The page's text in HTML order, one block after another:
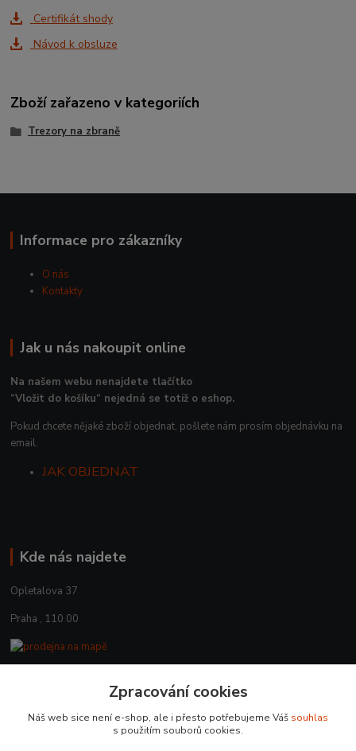
Certifikát shody
Návod k obsluze
Zboží zařazeno v kategoriích
Trezory na zbraně
Informace pro zákazníky
O nás
Kontakty
Jak u nás nakoupit online
Na našem webu nenajdete tlačítko
“Vložit do košíku“ nejedná se totiž o eshop.
Pokud chcete nějaké zboží objednat, pošlete nám prosím objednávku na
email.
JAK OBJEDNAT
Kde nás najdete
Opletalova 37
Praha , 110 00
+420 225 375 800
Zpracování cookies
Náš web sice není e-shop, ale i přesto potřebujeme Váš souhlas
s použitím souborů cookies.